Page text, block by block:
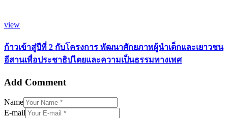
view
ก้าวเข้าสู่ปีที่ 2 กับโครงการ พัฒนาศักยภาพผู้นำเด็กและเยาวชน
อีสานเพื่อประชาธิปไตยและความเป็นธรรมทางเพศ
Add Comment
Name
E-mail